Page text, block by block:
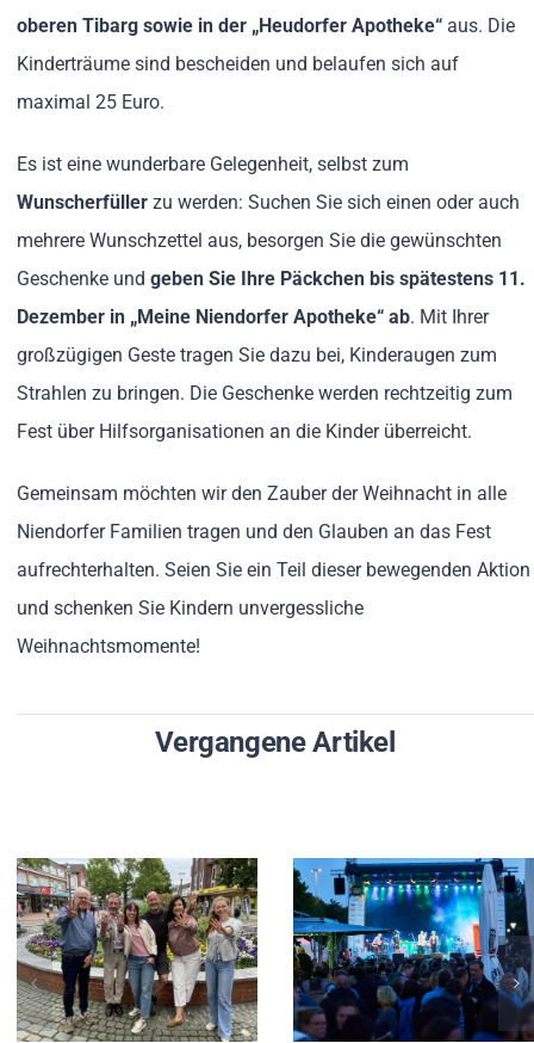
oberen Tibarg sowie in der „Heudorfer Apotheke“aus. Die
Kinderträume sind bescheiden und belaufen sich auf
maximal 25 Euro.
Es ist eine wunderbare Gelegenheit, selbst zum
Wunscherfüllerzu werden: Suchen Sie sich einen oder auch
mehrere Wunschzettel aus, besorgen Sie die gewünschten
Geschenke und geben Sie Ihre Päckchen bis spätestens 11.
Dezember in „Meine Niendorfer Apotheke“ ab. Mit Ihrer
großzügigen Geste tragen Sie dazu bei, Kinderaugen zum
Strahlen zu bringen. Die Geschenke werden rechtzeitig zum
Fest über Hilfsorganisationen an die Kinder überreicht.
Gemeinsam möchten wir den Zauber der Weihnacht in alle
Niendorfer Familien tragen und den Glauben an das Fest
aufrechterhalten. Seien Sie ein Teil dieser bewegenden Aktion
und schenken Sie Kindern unvergessliche
Weihnachtsmomente!
Vergangene Artikel